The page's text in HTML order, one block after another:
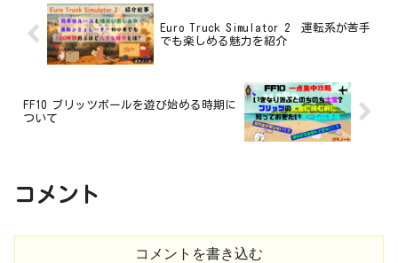
Euro Truck Simulator 2 運転系が苦手
でも楽しめる魅力を紹介
FF10 ブリッツボールを遊び始める時期に
ついて
コメント
コメントを書き込む